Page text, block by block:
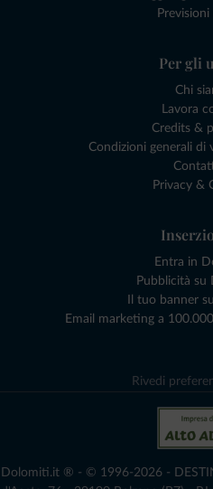
Per gli
Chi
Lavora
Credits &
Condizioni generali di
Privacy &
Entra in
Pubblicità
Il tuo banner
Email marketing a
Rivedi
Dolomiti.it ® - © 1996-2026 -